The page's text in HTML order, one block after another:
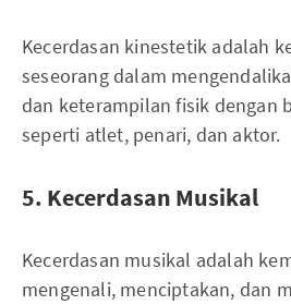
Kecerdasan kinestetik adalah
seseorang dalam
dan keterampilan fisik dengan
seperti atlet, penari, dan aktor.
5. Kecerdasan Musikal
Kecerdasan musikal adalah
mengenali, menciptakan, dan